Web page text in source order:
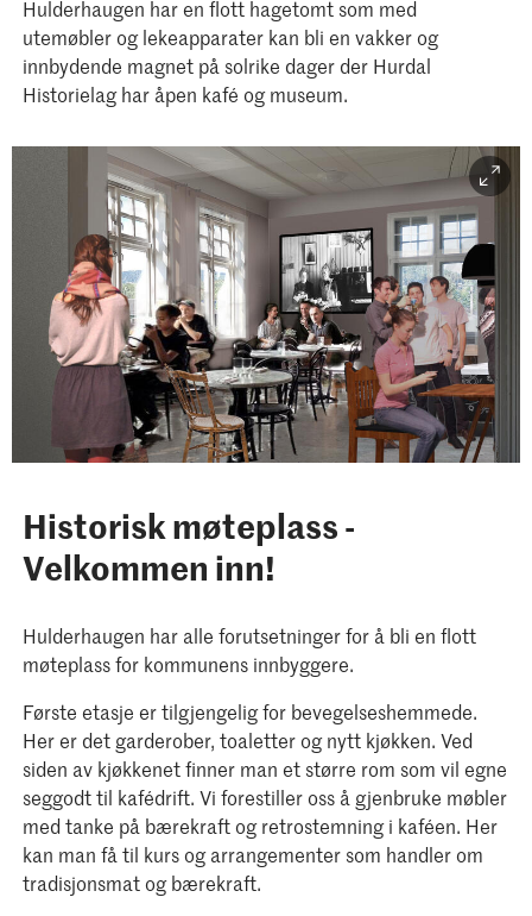
Hulderhaugen har en flott hagetomt som med
utemøbler og lekeapparater kan bli en vakker og
innbydende magnet på solrike dager der Hurdal
Historielag har åpen kafé og museum.
Historisk møteplass -
Velkommen inn!
Hulderhaugen har alle forutsetninger for å bli en flott
møteplass for kommunens innbyggere.
Første etasje er tilgjengelig for bevegelseshemmede.
Her er det garderober, toaletter og nytt kjøkken. Ved
siden av kjøkkenet finner man et større rom som vil egne
seggodt til kafédrift. Vi forestiller oss å gjenbruke møbler
med tanke på bærekraft og retrostemning i kaféen. Her
kan man få til kurs og arrangementer som handler om
tradisjonsmat og bærekraft.